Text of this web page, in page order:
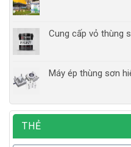
Cung cấp vỏ thùng
Máy ép thùng sơn
THẺ
Website :
Một sản phẩm của chuyển
Báo giá 5 loại sơn chống
nay
Sơn chống nóng là gì?
Ưu điểm 5 loại sơn chống